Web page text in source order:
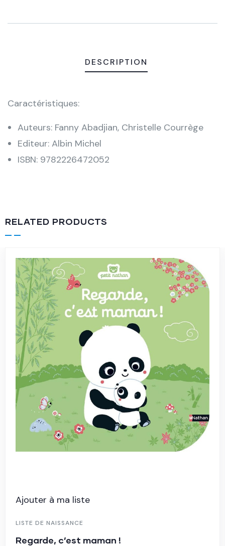
DESCRIPTION
Caractéristiques:
Auteurs: Fanny Abadjian, Christelle Courrège
Editeur: Albin Michel
ISBN: 9782226472052
RELATED PRODUCTS
Ajouter à ma liste
LISTE DE NAISSANCE
Regarde, c’est maman !